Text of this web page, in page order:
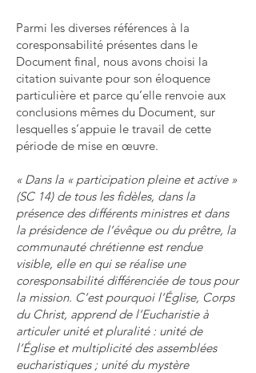
Parmi les diverses références à la
coresponsabilité présentes dans le
Document final, nous avons choisi la
citation suivante pour son éloquence
particulière et parce qu’elle renvoie aux
conclusions mêmes du Document, sur
lesquelles s’appuie le travail de cette
période de mise en œuvre.
« Dans la « participation pleine et active »
(SC 14) de tous les fidèles, dans la
présence des différents ministres et dans
la présidence de l’évêque ou du prêtre, la
communauté chrétienne est rendue
visible, elle en qui se réalise une
coresponsabilité différenciée de tous pour
la mission. C’est pourquoi l’Église, Corps
du Christ, apprend de l’Eucharistie à
articuler unité et pluralité : unité de
l’Église et multiplicité des assemblées
eucharistiques ; unité du mystère